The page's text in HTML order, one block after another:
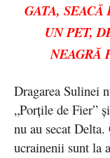
GATA,
UN PET,
NEAGRĂ
Dragarea Sulinei
„Porțile de Fier”
nu au secat
ucrainenii sunt la